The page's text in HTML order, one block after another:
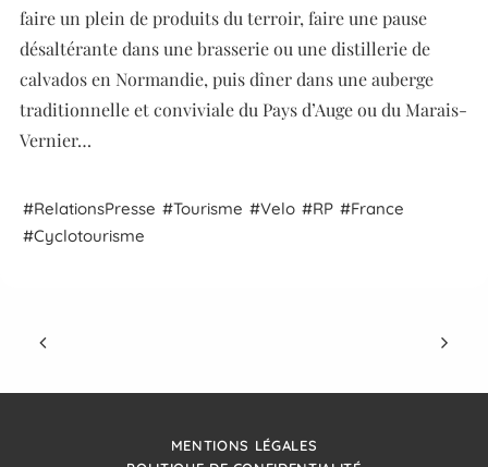
faire un plein de produits du terroir, faire une pause
désaltérante dans une brasserie ou une distillerie de
calvados en Normandie, puis dîner dans une auberge
traditionnelle et conviviale du Pays d’Auge ou du Marais-
Vernier…
RelationsPresse Tourisme Velo RP
France
Cyclotourisme
MENTIONS LÉGALES